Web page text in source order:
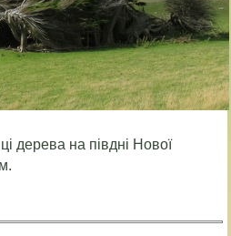
дерева на півдні Нової